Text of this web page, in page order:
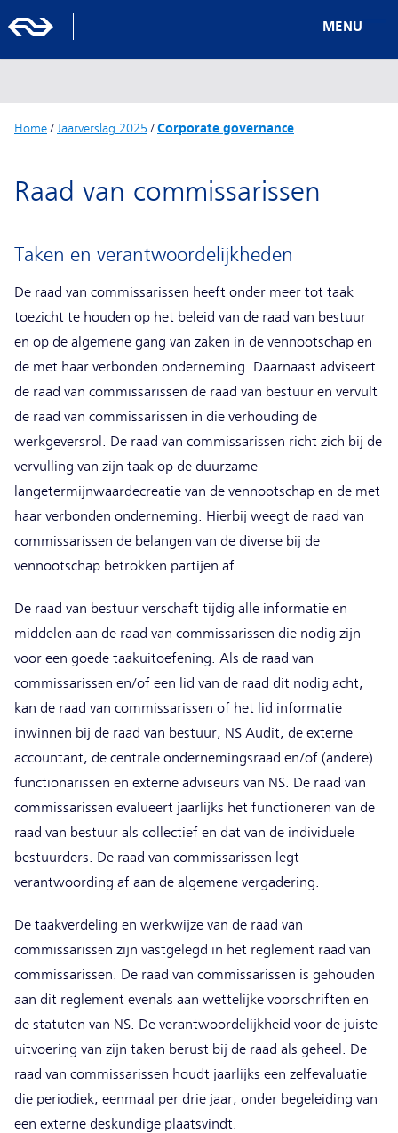
MENU
Home/ Jaarverslag 2025 /Corporate governance
Raad van commissarissen
Taken en verantwoordelijkheden
De raad van commissarissen heeft onder meer tot taak
toezicht te houden op het beleid van de raad van bestuur
en op de algemene gang van zaken in de vennootschap en
de met haar verbonden onderneming. Daarnaast adviseert
de raad van commissarissen de raad van bestuur en vervult
de raad van commissarissen in die verhouding de
werkgeversrol. De raad van commissarissen richt zich bij de
vervulling van zijn taak op de duurzame
langetermijnwaardecreatie van de vennootschap en de met
haar verbonden onderneming. Hierbij weegt de raad van
commissarissen de belangen van de diverse bij de
vennootschap betrokken partijen af.
De raad van bestuur verschaft tijdig alle informatie en
middelen aan de raad van commissarissen die nodig zijn
voor een goede taakuitoefening. Als de raad van
commissarissen en/of een lid van de raad dit nodig acht,
kan de raad van commissarissen of het lid informatie
inwinnen bij de raad van bestuur, NS Audit, de externe
accountant, de centrale ondernemingsraad en/of (andere)
functionarissen en externe adviseurs van NS. De raad van
commissarissen evalueert jaarlijks het functioneren van de
raad van bestuur als collectief en dat van de individuele
bestuurders. De raad van commissarissen legt
verantwoording af aan de algemene vergadering.
De taakverdeling en werkwijze van de raad van
commissarissen zijn vastgelegd in het reglement raad van
commissarissen. De raad van commissarissen is gehouden
aan dit reglement evenals aan wettelijke voorschriften en
de statuten van NS. De verantwoordelijkheid voor de juiste
uitvoering van zijn taken berust bij de raad als geheel. De
raad van commissarissen houdt jaarlijks een zelfevaluatie
die periodiek, eenmaal per drie jaar, onder begeleiding van
een externe deskundige plaatsvindt.